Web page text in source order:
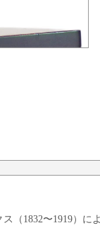
（1832〜1919）に